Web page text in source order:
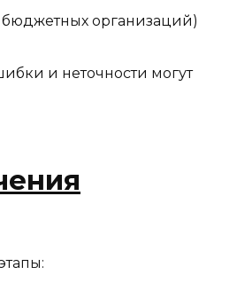
организаций)
и неточности могут